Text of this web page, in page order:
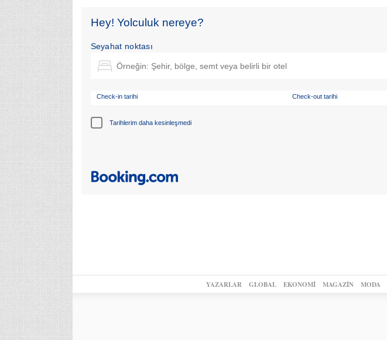
Hey! Yolculuk nereye?
Seyahat noktası
Check-in tarihi Check-out tarihi
Tarihlerim daha kesinleşmedi
YAZARLAR GLOBAL EKONOMİ MAGAZİN MODA